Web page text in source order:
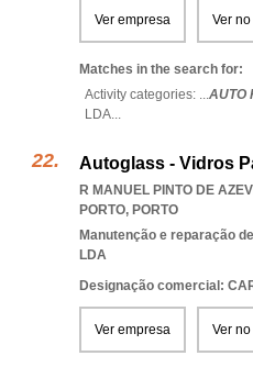
Ver empresa Ver
Matches in the search for:
Activity categories: ...AUTO
LDA...
Autoglass - Vidros
R MANUEL PINTO DE
PORTO, PORTO
Manutenção e reparação
LDA
Designação comercial:
Ver empresa Ver